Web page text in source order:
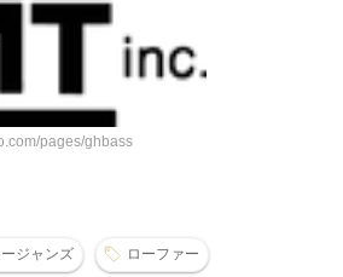
pages/ghbass
ジャンズ ローファー